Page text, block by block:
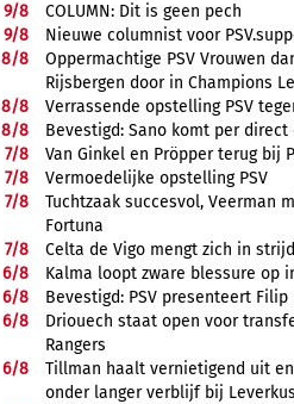
9/8
COLUMN: Dit is geen pech
9/8
Nieuwe columnist voor
8/8
Oppermachtige PSV Vrouwen
Rijsbergen door in Champions
8/8
Verrassende opstelling PSV
8/8
Bevestigd: Sano komt per direct
7/8
Van Ginkel en Pröpper terug bij
7/8
Vermoedelijke opstelling PSV
7/8
Tuchtzaak succesvol, Veerman
Fortuna
7/8
Celta de Vigo mengt zich in
6/8
Kalma loopt zware blessure op
6/8
Bevestigd: PSV presenteert Filip
6/8
Driouech staat open voor
Rangers
6/8
Tillman haalt vernietigend uit
onder langer verblijf bij